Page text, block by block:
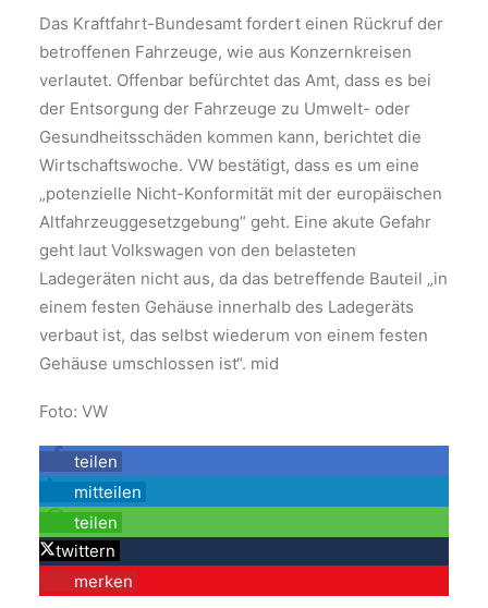
Das Kraftfahrt-Bundesamt fordert einen Rückruf der
betroffenen Fahrzeuge, wie aus Konzernkreisen
verlautet. Offenbar befürchtet das Amt, dass es bei
der Entsorgung der Fahrzeuge zu Umwelt- oder
Gesundheitsschäden kommen kann, berichtet die
Wirtschaftswoche. VW bestätigt, dass es um eine
„potenzielle Nicht-Konformität mit der europäischen
Altfahrzeuggesetzgebung“ geht. Eine akute Gefahr
geht laut Volkswagen von den belasteten
Ladegeräten nicht aus, da das betreffende Bauteil „in
einem festen Gehäuse innerhalb des Ladegeräts
verbaut ist, das selbst wiederum von einem festen
Gehäuse umschlossen ist“. mid
Foto: VW
teilen
mitteilen
teilen
twittern
merken